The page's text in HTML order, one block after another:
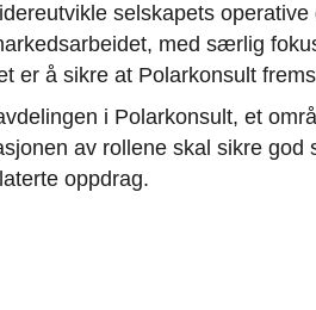
selskapets
med særlig
er å sikre at Polarkonsult
i Polarkonsult, et
av rollene skal sikre
oppdrag.